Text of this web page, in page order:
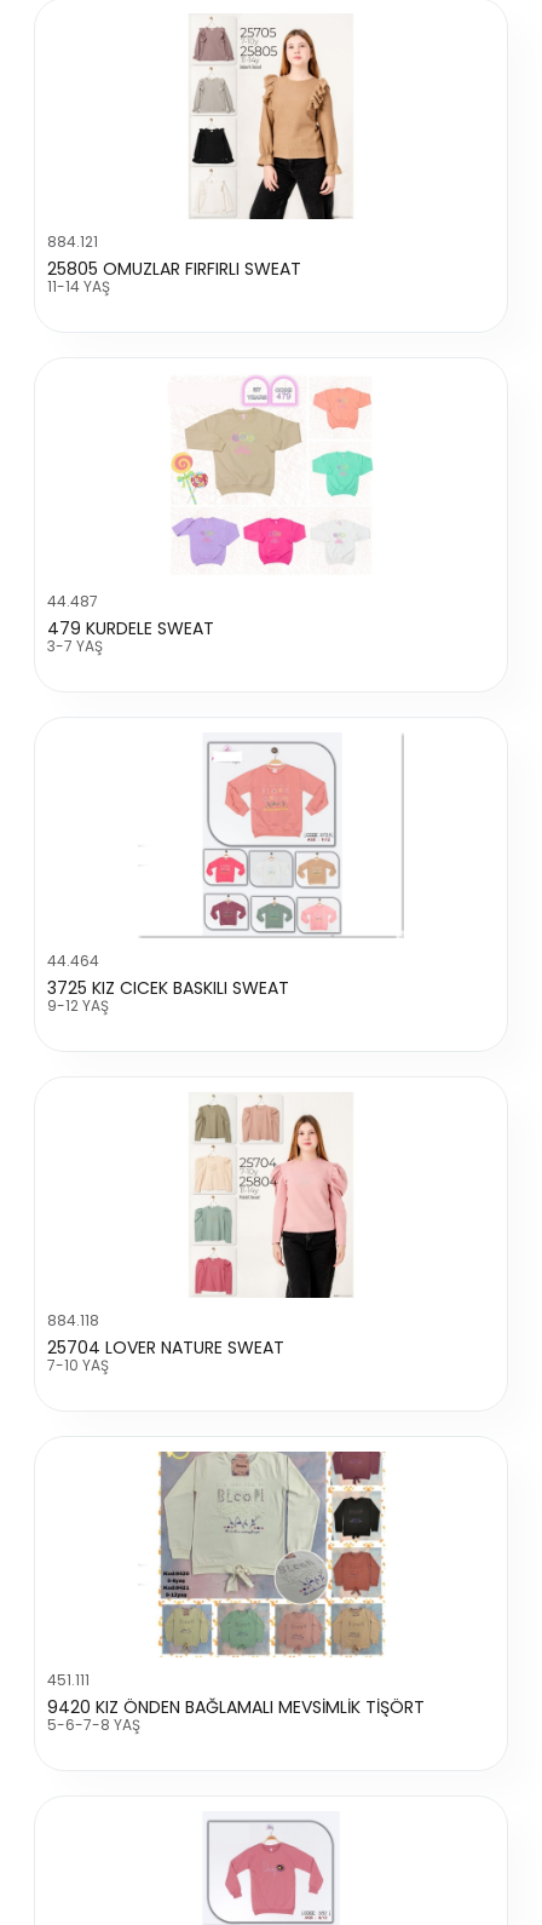
884.121
25805 OMUZLAR FIRFIRLI SWEAT
11-14 YAŞ
44.487
479 KURDELE SWEAT
3-7 YAŞ
44.464
3725 KIZ CICEK BASKILI SWEAT
9-12 YAŞ
884.118
25704 LOVER NATURE SWEAT
7-10 YAŞ
451.111
9420 KIZ ÖNDEN BAĞLAMALI MEVSİMLİK TİŞÖRT
5-6-7-8 YAŞ